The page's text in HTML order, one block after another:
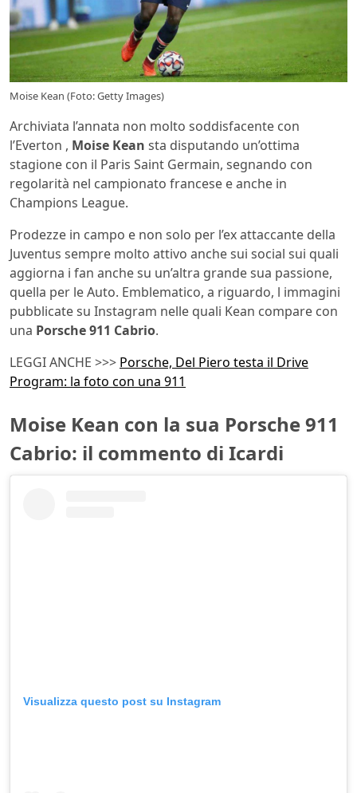
Moise Kean (Foto: Getty Images)
Archiviata l’annata non molto soddisfacente con
l’Everton , Moise Kean sta disputando un’ottima
stagione con il Paris Saint Germain, segnando con
regolarità nel campionato francese e anche in
Champions League.
Prodezze in campo e non solo per l’ex attaccante della
Juventus sempre molto attivo anche sui social sui quali
aggiorna i fan anche su un’altra grande sua passione,
quella per le Auto. Emblematico, a riguardo, l immagini
pubblicate su Instagram nelle quali Kean compare con
una Porsche 911 Cabrio.
LEGGI ANCHE >>> Porsche, Del Piero testa il Drive
Program: la foto con una 911
Moise Kean con la sua Porsche 911
Cabrio: il commento di Icardi
Visualizza questo post su Instagram